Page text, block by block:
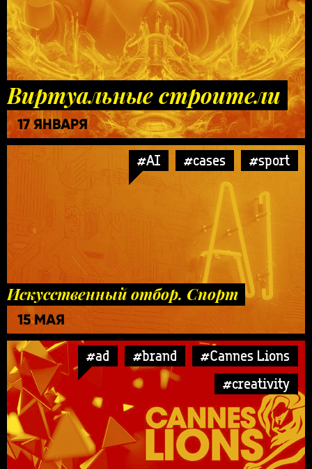
Виртуальные строители
17 ЯНВАРЯ
#AI #cases #sport
Искусственный отбор. Спорт
15 МАЯ
#ad #brand
#Cannes Lions
#creativity